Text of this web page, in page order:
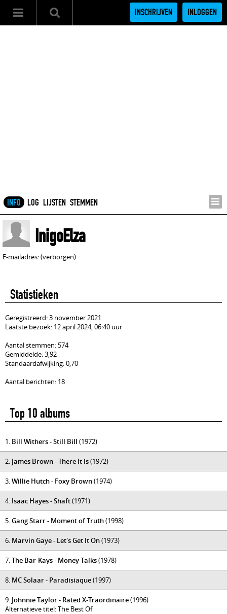
INSCHRIJVEN INLOGGEN
INFO LOG LIJSTEN STEMMEN
InigoElza
E-mailadres: (verborgen)
Statistieken
Geregistreerd: 3 november 2021
Laatste bezoek: 12 april 2024, 06:40 uur
Aantal stemmen: 574
Gemiddelde: 3,92
Standaardafwijking: 0,70
Aantal berichten: 18
Top 10 albums
1. Bill Withers - Still Bill (1972)
2. James Brown - There It Is(1972)
3.Willie Hutch - Foxy Brown(1974)
4. Isaac Hayes - Shaft(1971)
5.Gang Starr - Moment of Truth(1998)
6. Marvin Gaye - Let's Get It On(1973)
7.The Bar-Kays - Money Talks(1978)
8. MC Solaar - Paradisiaque(1997)
9. Johnnie Taylor - Rated X-Traordinaire(1996)
Alternatieve titel: The Best Of